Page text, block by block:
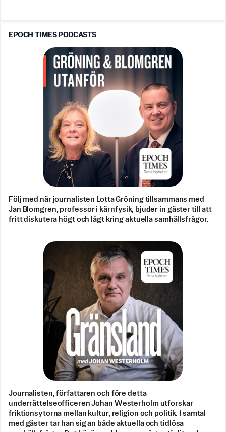
EPOCH TIMES PODCASTS
Följ med när journalisten Lotta Gröning tillsammans med
Jan Blomgren, professor i kärnfysik, bjuder in gäster till att
fritt diskutera högt och lågt kring aktuella samhällsfrågor.
Journalisten, författaren och före detta
underrättelseofficeren Johan Westerholm utforskar
friktionsytorna mellan kultur, religion och politik. I samtal
med gäster tar han sig an både aktuella och tidlösa